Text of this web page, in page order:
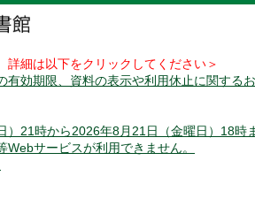
細は以下をクリックしてください＞
有効期限、資料の表示や利用休止に関する
）21時から2026年8月21日（金曜日）18時
サービスが利用できません。